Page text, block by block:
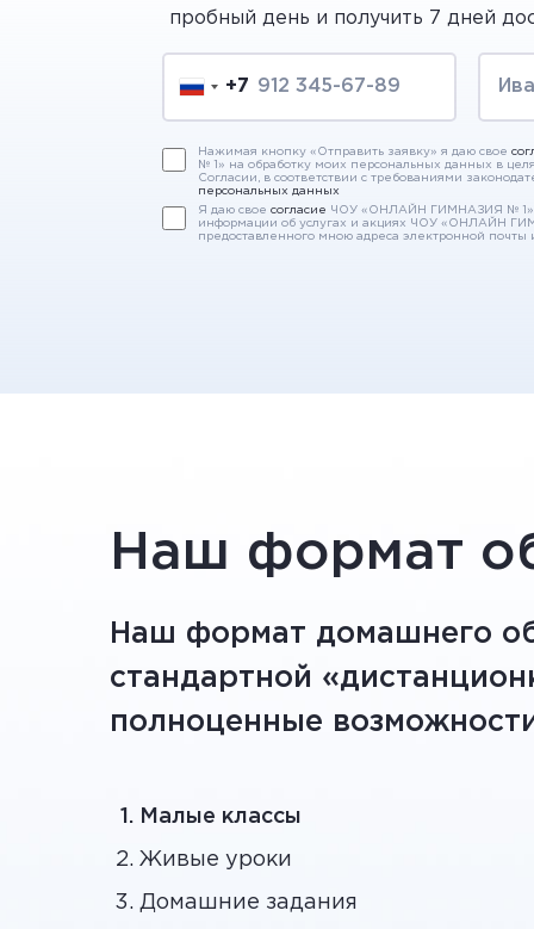
пробный день и получить 7 дней
+7
Нажимая кнопку «Отправить заявку» я даю свое
№ 1» на обработку моих персональных данных в
Согласии, в соответствии с требованиями
персональных данных
Я даю свое согласие ЧОУ «ОНЛАЙН ГИМНАЗИЯ № 1»
информации об услугах и акциях ЧОУ «ОНЛАЙН
предоставленного мною адреса электронной
Наш формат
Наш формат домашнего
стандартной
полноценные
Малые классы
Живые уроки
Домашние задания